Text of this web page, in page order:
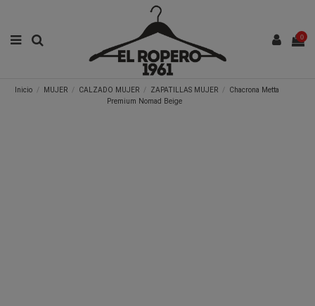
0
Inicio MUJER CALZADO MUJER ZAPATILLAS MUJER
Chacrona Metta
Premium Nomad Beige